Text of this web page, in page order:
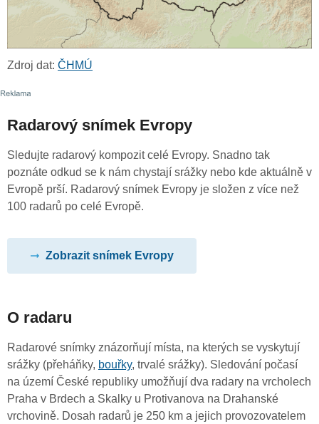
Zdroj dat: ČHMÚ
Radarový snímek Evropy
Sledujte radarový kompozit celé Evropy. Snadno tak
poznáte odkud se k nám chystají srážky nebo kde aktuálně v
Evropě prší. Radarový snímek Evropy je složen z více než
100 radarů po celé Evropě.
Zobrazit snímek Evropy
O radaru
Radarové snímky znázorňují místa, na kterých se vyskytují
srážky (přeháňky, bouřky, trvalé srážky). Sledování počasí
na území České republiky umožňují dva radary na vrcholech
Praha v Brdech a Skalky u Protivanova na Drahanské
vrchovině. Dosah radarů je 250 km a jejich provozovatelem